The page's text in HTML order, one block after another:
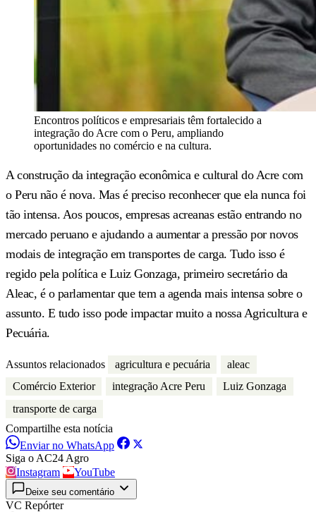
Encontros políticos e empresariais têm fortalecido a
integração do Acre com o Peru, ampliando
oportunidades no comércio e na cultura.
A construção da integração econômica e cultural do Acre com
o Peru não é nova. Mas é preciso reconhecer que ela nunca foi
tão intensa. Aos poucos, empresas acreanas estão entrando no
mercado peruano e ajudando a aumentar a pressão por novos
modais de integração em transportes de carga. Tudo isso é
regido pela política e Luiz Gonzaga, primeiro secretário da
Aleac, é o parlamentar que tem a agenda mais intensa sobre o
assunto. E tudo isso pode impactar muito a nossa Agricultura e
Pecuária.
Assuntos relacionados agricultura e pecuária
aleac
Comércio Exterior
integração Acre Peru
Luiz Gonzaga
transporte de carga
Compartilhe esta notícia
Enviar no WhatsApp
Siga o AC24 Agro
Instagram
YouTube
Deixe seu comentário
VC Repórter